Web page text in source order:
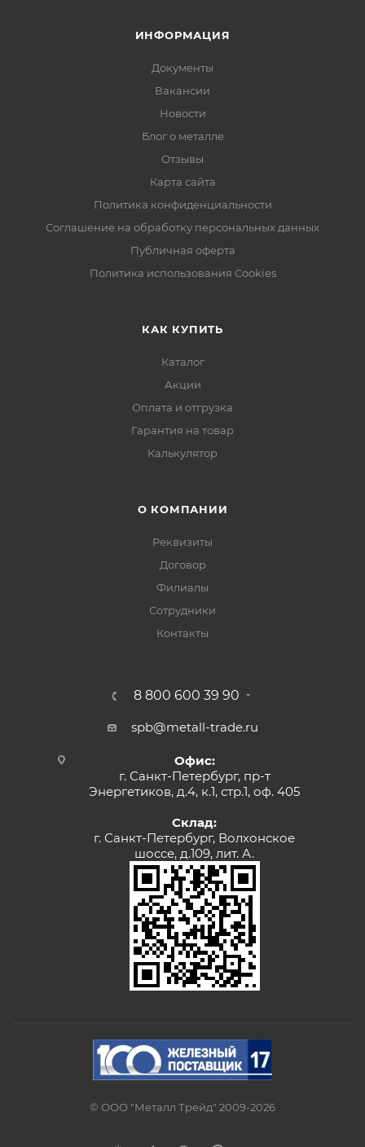
ИНФОРМАЦИЯ
Документы
Вакансии
Новости
Блог о металле
Отзывы
Карта сайта
Политика конфиденциальности
Соглашение на обработку персональных данных
Публичная оферта
Политика использования Cookies
КАК КУПИТЬ
Каталог
Акции
Оплата и отгрузка
Гарантия на товар
Калькулятор
О КОМПАНИИ
Реквизиты
Договор
Филиалы
Сотрудники
Контакты
8 800 600 39 90
spb@metall-trade.ru
Офис:
г. Санкт-Петербург, пр-т
Энергетиков, д.4, к.1, стр.1, оф. 405
Склад:
г. Санкт-Петербург, Волхонское
шоссе, д.109, лит. А.
© ООО "Металл Трейд" 2009-2026